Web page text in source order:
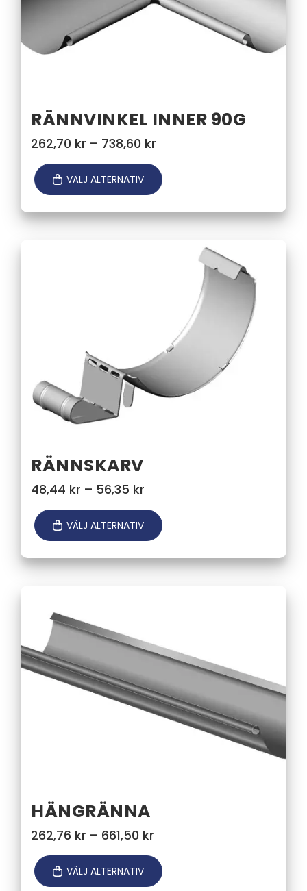
RÄNNVINKEL INNER 90G
262,70 kr – 738,60 kr
till
738,60 kr
VÄLJ ALTERNATIV
RÄNNSKARV
48,44 kr – 56,35 kr
till
56,35 kr
VÄLJ ALTERNATIV
HÄNGRÄNNA
262,76 kr – 661,50 kr
till
661,50 kr
VÄLJ ALTERNATIV